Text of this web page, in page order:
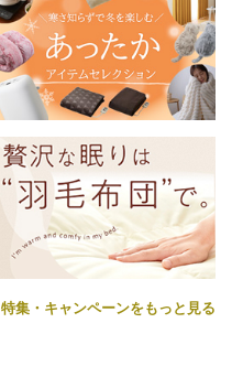
特集・キャンペーンをもっと見る